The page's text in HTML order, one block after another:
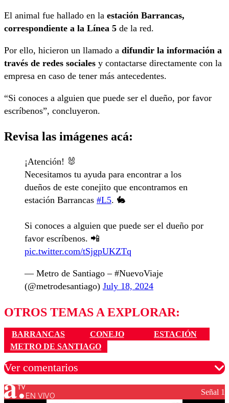
El animal fue hallado en la estación Barrancas,
correspondiente a la Línea 5 de la red.
Por ello, hicieron un llamado a difundir la información a
través de redes sociales y contactarse directamente con la
empresa en caso de tener más antecedentes.
“Si conoces a alguien que puede ser el dueño, por favor
escríbenos”, concluyeron.
Revisa las imágenes acá:
¡Atención! 🐰
Necesitamos tu ayuda para encontrar a los
dueños de este conejito que encontramos en
estación Barrancas #L5. 🐇
Si conoces a alguien que puede ser el dueño por
favor escríbenos. 📲
pic.twitter.com/tSjgpUKZTq
— Metro de Santiago – #NuevoViaje
(@metrodesantiago) July 18, 2024
OTROS TEMAS A EXPLORAR:
BARRANCAS CONEJO
ESTACIÓN
METRO DE SANTIAGO
Ver comentarios
EN VIVO Señal 1